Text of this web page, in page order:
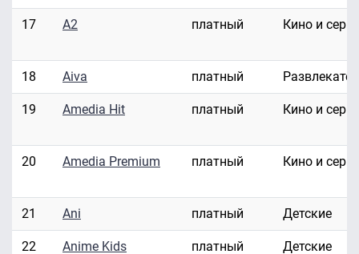
17 A2 платный Кино и
18 Aiva платный
19 Amedia Hit платный Кино и
20 Amedia Premium платный Кино и
21 Ani платный Детские
22 Anime Kids платный Детские